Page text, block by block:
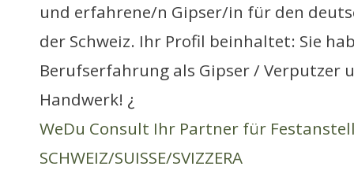
und erfahrene/n Gipser/in für den
der Schweiz. Ihr Profil beinhaltet: Sie
Berufserfahrung als Gipser / Verputzer
Handwerk! ¿
WeDu Consult Ihr Partner für
SCHWEIZ/SUISSE/SVIZZERA